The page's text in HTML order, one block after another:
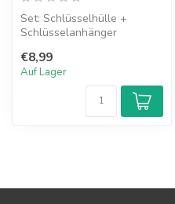
Set: Schlüsselhülle +
Schlüsselanhänger
€8,99
Auf Lager